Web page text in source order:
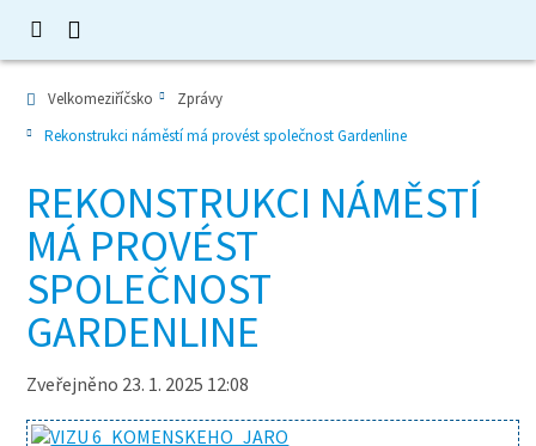
Velkomeziříčsko
Zprávy
Rekonstrukci náměstí má provést společnost Gardenline
REKONSTRUKCI NÁMĚSTÍ
MÁ PROVÉST
SPOLEČNOST
GARDENLINE
Zveřejněno 23. 1. 2025 12:08